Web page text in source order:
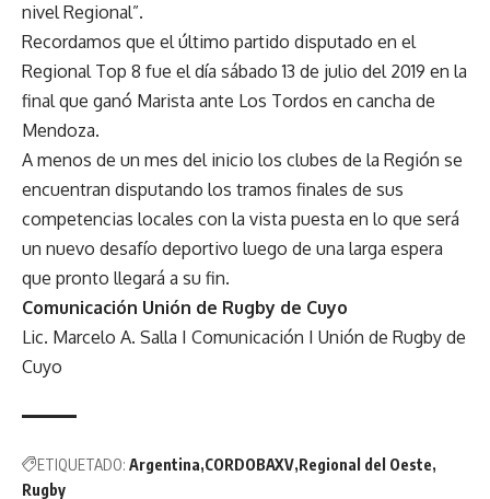
nivel Regional”.
Recordamos que el último partido disputado en el
Regional Top 8 fue el día sábado 13 de julio del 2019 en la
final que ganó Marista ante Los Tordos en cancha de
Mendoza.
A menos de un mes del inicio los clubes de la Región se
encuentran disputando los tramos finales de sus
competencias locales con la vista puesta en lo que será
un nuevo desafío deportivo luego de una larga espera
que pronto llegará a su fin.
Comunicación Unión de Rugby de Cuyo
Lic. Marcelo A. Salla I Comunicación I Unión de Rugby de
Cuyo
ETIQUETADO: Argentina CORDOBAXV Regional del Oeste
Rugby